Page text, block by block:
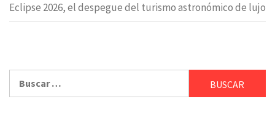
Eclipse 2026, el despegue del turismo astronómico de lujo